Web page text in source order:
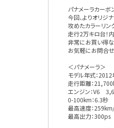
パナメーラカーボ
今回、よりオリジ
攻めたカラーリン
走行2万キロ台！
非常にお買い得な
お気軽にお問合
＜パナメーラ＞
モデル年式：2012
走行距離：
エンジン：V6
0-100km：6.3秒
最高速度：
最高出力：300ps